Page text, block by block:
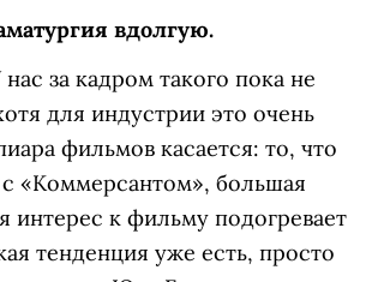
вдолгую.
за кадром такого пока не
для индустрии это очень
фильмов касается: то, что
«Коммерсантом», большая
интерес к фильму подогревает
тенденция уже есть, просто